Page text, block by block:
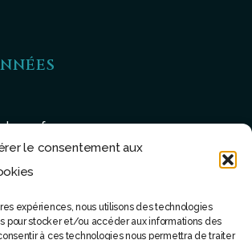
le consentement aux
expériences, nous utilisons des technologies
pour stocker et/ou accéder aux informations des
à ces technologies nous permettra de traiter
taman.fr